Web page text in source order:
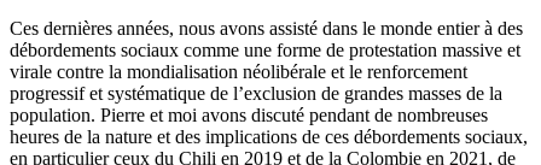
Ces dernières années, nous avons assisté dans le monde entier à des
débordements sociaux comme une forme de protestation massive et
virale contre la mondialisation néolibérale et le renforcement
progressif et systématique de l’exclusion de grandes masses de la
population. Pierre et moi avons discuté pendant de nombreuses
heures de la nature et des implications de ces débordements sociaux,
en particulier ceux du Chili en 2019 et de la Colombie en 2021, de